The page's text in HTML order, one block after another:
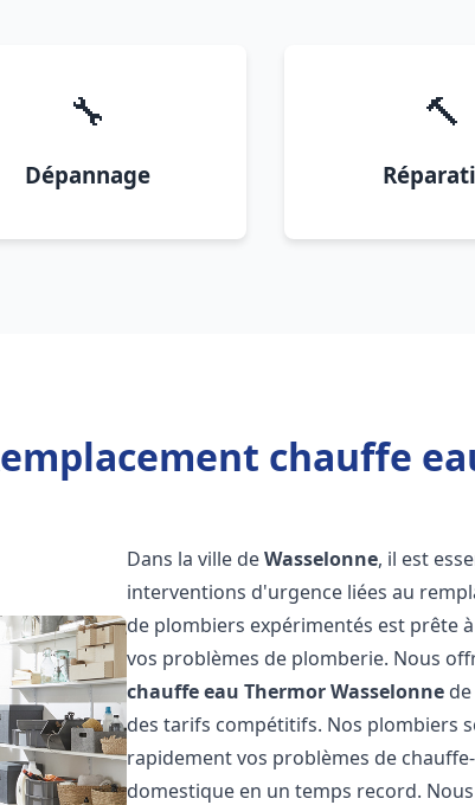
🔧
Dépannage
🔨
chauffe
Dans la ville deWasselonne, il est
interventions d'urgence liées au
de plombiers expérimentés est prête
vos problèmes de plomberie. Nous
chauffe eau ThermorWasselonne
des tarifs compétitifs. Nos plombiers
rapidement vos problèmes de
domestique en un temps record.